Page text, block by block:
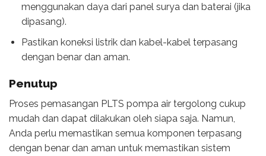
menggunakan daya dari panel surya dan baterai (jika
dipasang).
Pastikan koneksi listrik dan kabel-kabel terpasang
dengan benar dan aman.
Penutup
Proses pemasangan PLTS pompa air tergolong cukup
mudah dan dapat dilakukan oleh siapa saja. Namun,
Anda perlu memastikan semua komponen terpasang
dengan benar dan aman untuk memastikan sistem